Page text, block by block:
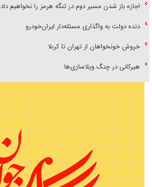
اجازه باز شدن مسیر دوم در تنگه هرمز را نخواهیم داد
دنده دولت به واگذاری مسئله‌دار ایران‌خودرو
خروش خونخواهان از تهران تا کربلا
هیرکانی در چنگ ویلاسازی‌ها